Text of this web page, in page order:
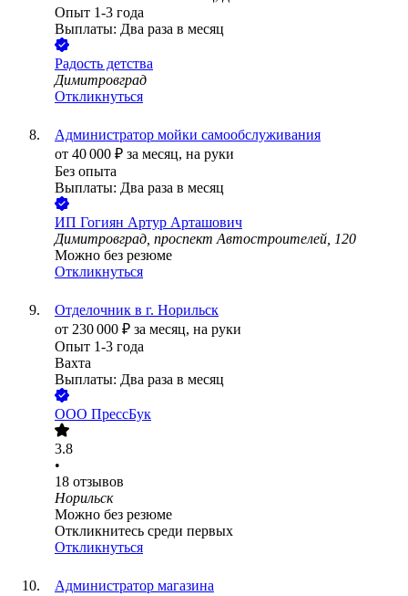
Опыт 1-3 года
Выплаты: Два раза в месяц
Радость детства
Димитровград
Откликнуться
Администратор мойки самообслуживания
от 40 000 ₽ за месяц, на руки
Без опыта
Выплаты: Два раза в месяц
ИП Гогиян Артур Арташович
Димитровград, проспект Автостроителей, 120
Можно без резюме
Откликнуться
Отделочник в г. Норильск
от 230 000 ₽ за месяц, на руки
Опыт 1-3 года
Вахта
Выплаты: Два раза в месяц
ООО ПрессБук
3.8
•
18 отзывов
Норильск
Можно без резюме
Откликнитесь среди первых
Откликнуться
Администратор магазина